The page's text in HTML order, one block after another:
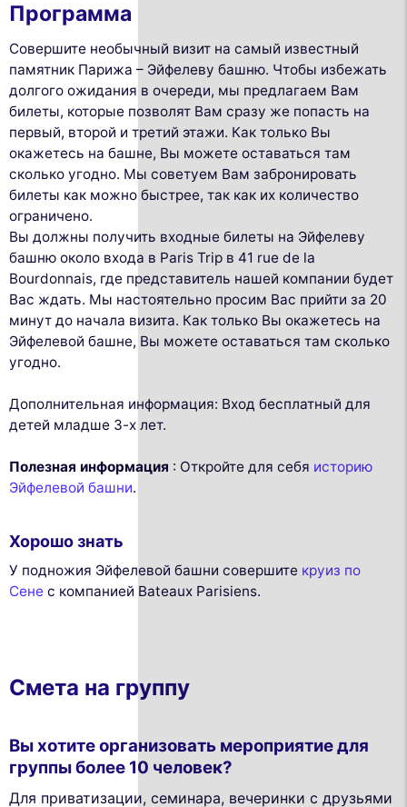
Программа
Совершите необычный визит на самый известный
памятник Парижа – Эйфелеву башню. Чтобы избежать
долгого ожидания в очереди, мы предлагаем Вам
билеты, которые позволят Вам сразу же попасть на
первый, второй и третий этажи. Как только Вы
окажетесь на башне, Вы можете оставаться там
сколько угодно. Мы советуем Вам забронировать
билеты как можно быстрее, так как их количество
ограничено.
Вы должны получить входные билеты на Эйфелеву
башню около входа в Paris Trip в 41 rue de la
Bourdonnais, где представитель нашей компании будет
Вас ждать. Мы настоятельно просим Вас прийти за 20
минут до начала визита. Как только Вы окажетесь на
Эйфелевой башне, Вы можете оставаться там сколько
угодно.
Дополнительная информация: Вход бесплатный для
детей младше 3-х лет.
Полезная информация : Откройте для себя историю
Эйфелевой башни.
Хорошо знать
У подножия Эйфелевой башни совершите круиз по
Сене с компанией Bateaux Parisiens.
Смета на группу
Вы хотите организовать мероприятие для
группы более 10 человек?
Для приватизации, семинара, вечеринки с друзьями